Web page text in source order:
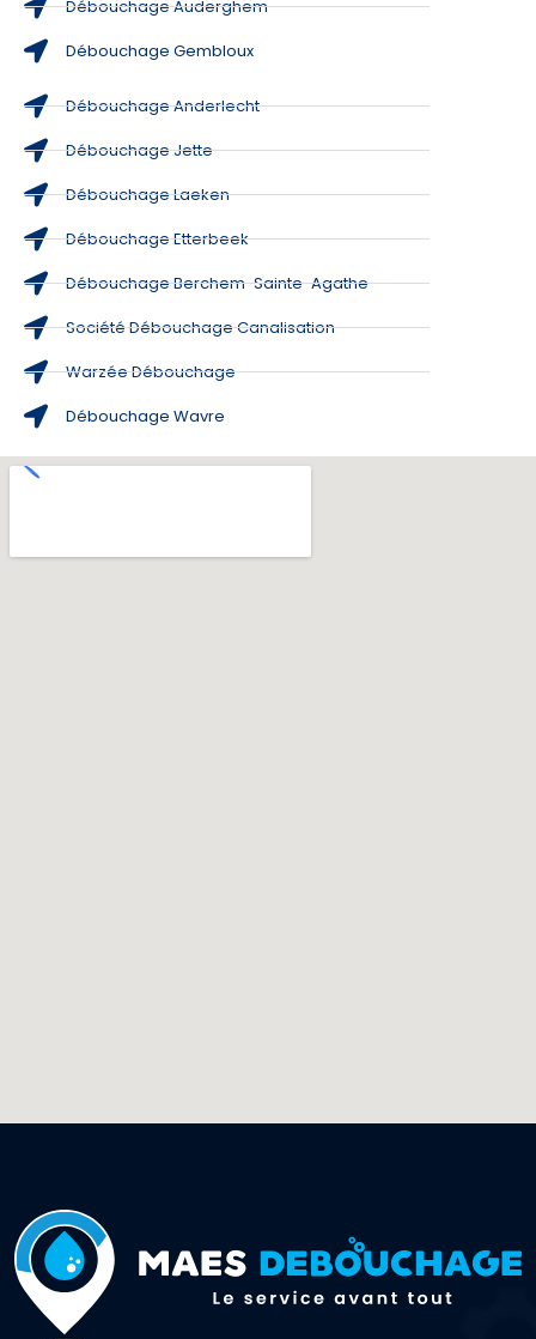
Débouchage Auderghem
Débouchage Gembloux
Débouchage Anderlecht
Débouchage Jette
Débouchage Laeken
Débouchage Etterbeek
Débouchage Berchem-Sainte-Agathe
Société Débouchage Canalisation
Warzée Débouchage
Débouchage Wavre